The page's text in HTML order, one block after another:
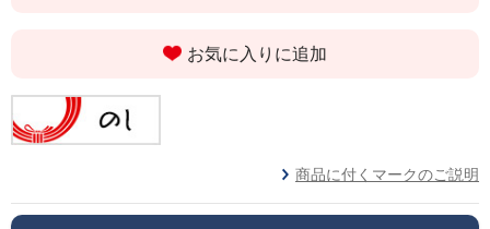
お気に入りに追加
商品に付くマークのご説明